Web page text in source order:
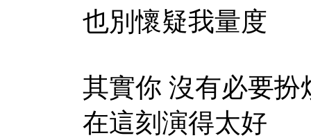
也別懷疑我量度
其實你 沒有必要扮
在這刻演得太好